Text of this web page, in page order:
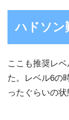
ハドソン
ここも推奨レ
た。レベル6の
ったぐらいの状